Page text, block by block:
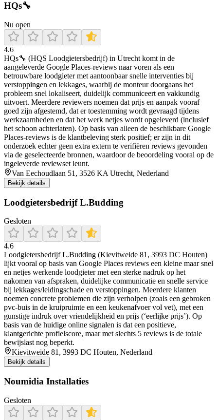
HQs🔧
Nu open
4.6
HQs🔧 (HQS Loodgietersbedrijf) in Utrecht komt in de
aangeleverde Google Places-reviews naar voren als een
betrouwbare loodgieter met aantoonbaar snelle interventies bij
verstoppingen en lekkages, waarbij de monteur doorgaans het
probleem snel lokaliseert, duidelijk communiceert en vakkundig
uitvoert. Meerdere reviewers noemen dat prijs en aanpak vooraf
goed zijn afgestemd, dat er toestemming wordt gevraagd tijdens
werkzaamheden en dat het werk netjes wordt opgeleverd (inclusief
het schoon achterlaten). Op basis van alleen de beschikbare Google
Places-reviews is de klantbeleving sterk positief; er zijn in dit
onderzoek echter geen extra extern te verifiëren reviews gevonden
via de geselecteerde bronnen, waardoor de beoordeling vooral op de
ingeleverde reviewset leunt.
Van Eechoudlaan 51, 3526 KA Utrecht, Nederland
Bekijk details
Loodgietersbedrijf L.Budding
Gesloten
4.6
Loodgietersbedrijf L.Budding (Kievitweide 81, 3993 DC Houten)
lijkt vooral op basis van Google Places reviews een kleine maar snel
en netjes werkende loodgieter met een sterke nadruk op het
nakomen van afspraken, duidelijke communicatie en snelle service
bij lekkages/leidingschade en verstoppingen. Meerdere klanten
noemen concrete problemen die zijn verholpen (zoals een gebroken
pvc-buis in de kruipruimte en een keukenafvoer vol vet), met een
gunstige indruk over vriendelijkheid en prijs (‘eerlijke prijs’). Op
basis van de huidige online signalen is dat een positieve,
klantgerichte profielscore, maar met slechts 5 reviews is de totale
bewijslast nog beperkt.
Kievitweide 81, 3993 DC Houten, Nederland
Bekijk details
Noumidia Installaties
Gesloten